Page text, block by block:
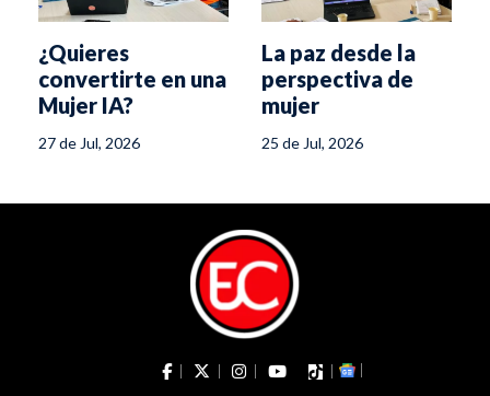
¿Quieres
convertirte en una
Mujer IA?
27 de Jul, 2026
La paz desde la
perspectiva de
mujer
25 de Jul, 2026